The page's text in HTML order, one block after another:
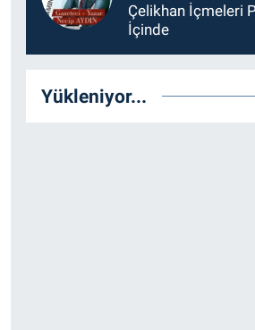
Çelikhan İçmeleri
İçinde
Yükleniyor...